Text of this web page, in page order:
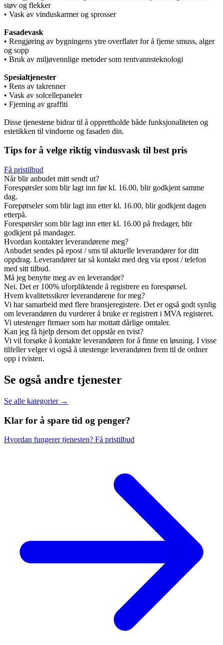
støv og flekker
• Vask av vinduskarmer og sprosser
Fasadevask
• Rengjøring av bygningens ytre overflater for å fjerne smuss, alger
og sopp
• Bruk av miljøvennlige metoder som rentvannsteknologi
Spesialtjenester
• Rens av takrenner
• Vask av solcellepaneler
• Fjerning av graffiti
Disse tjenestene bidrar til å opprettholde både funksjonaliteten og
estetikken til vinduene og fasaden din.
Tips for å velge riktig vindusvask til best pris
Få pristilbud
Når blir anbudet mitt sendt ut?
Forespørsler som blir lagt inn før kl. 16.00, blir godkjent samme
dag.
Forepørseler som blir lagt inn etter kl. 16.00, blir godkjent dagen
etterpå.
Forespørsler som blir lagt inn etter kl. 16.00 på fredager, blir
godkjent på mandager.
Hvordan kontakter leverandørene meg?
Anbudet sendes på epost / sms til aktuelle leverandører for ditt
oppdrag. Leverandører tar så kontakt med deg via epost / telefon
med sitt tilbud.
Må jeg benytte meg av en leverandør?
Nei. Det er 100% uforpliktende å registrere en forespørsel.
Hvem kvalitetssikrer leverandørene for meg?
Vi har samarbeid med flere bransjeregistere. Det er også godt synlig
om leverandøren du vurderer å bruke er registrert i MVA registeret.
Vi utestenger firmaer som har mottatt dårlige omtaler.
Kan jeg få hjelp dersom det oppstår en tvist?
Vi vil forsøke å kontakte leverandøren for å finne en løsning. I visse
tilfeller velger vi også å utestenge leverandøren frem til de ordner
opp i tvisten.
Se også andre tjenester
Se alle kategorier →
Klar for å spare tid og penger?
Hvordan fungerer tjenesten? Få pristilbud